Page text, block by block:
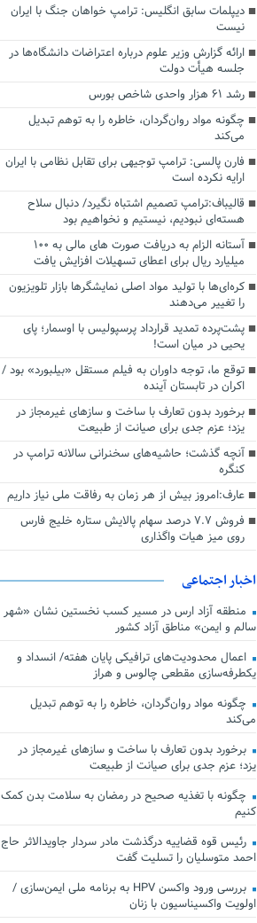
دیپلمات سابق انگلیس:‌ ترامپ خواهان جنگ با ایران
نیست
ارائه گزارش وزیر علوم درباره اعتراضات دانشگاه‌ها در
جلسه هیأت دولت
رشد ۶۱ هزار واحدی شاخص بورس
چگونه مواد روان‌گردان، خاطره را به توهم تبدیل
می‌کند
فارن پالسی: ترامپ توجیهی برای تقابل نظامی با ایران
ارایه نکرده است
قالیباف:ترامپ تصمیم اشتباه نگیرد/ دنبال سلاح
هسته‌ای نبودیم، نیستیم و نخواهیم بود
آستانه الزام به دریافت صورت های مالی به ۱۰۰
میلیارد ریال برای اعطای تسهیلات افزایش یافت
کره‌ای‌ها با تولید مواد اصلی نمایشگرها بازار تلویزیون
را تغییر می‌دهند
پشت‌پرده تمدید قرارداد پرسپولیس با اوسمار؛ پای
یحیی در میان است!
توقع ما، توجه داوران به فیلم مستقل «بیلبورد» بود /
اکران در تابستان آینده
برخورد بدون تعارف با ساخت‌ و سازهای غیرمجاز در
یزد؛ عزم جدی برای صیانت از طبیعت
آنچه گذشت؛ حاشیه‌های سخنرانی سالانه ترامپ در
کنگره
عارف:امروز بیش از هر زمان به رفاقت ملی نیاز داریم
فروش ۷.۷ درصد سهام پالایش ستاره خلیج فارس
روی میز هیات واگذاری
اخبار اجتماعی
منطقه آزاد ارس در مسیر کسب نخستین نشان «شهر
سالم و ایمن» مناطق آزاد کشور
اعمال محدودیت‌های ترافیکی پایان هفته/ انسداد و
یکطرفه‌سازی مقطعی چالوس و هراز
چگونه مواد روان‌گردان، خاطره را به توهم تبدیل
می‌کند
برخورد بدون تعارف با ساخت‌ و سازهای غیرمجاز در
یزد؛ عزم جدی برای صیانت از طبیعت
چگونه با تغذیه صحیح در رمضان به سلامت بدن کمک
کنیم
رئیس قوه قضاییه درگذشت مادر سردار جاویدالاثر حاج
احمد متوسلیان را تسلیت گفت
بررسی ورود واکسن HPV به برنامه ملی ایمن‌سازی /
اولویت واکسیناسیون با زنان